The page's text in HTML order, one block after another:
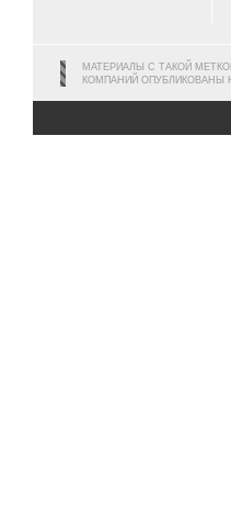
МАТЕРИАЛЫ С ТАКОЙ
КОМПАНИЙ